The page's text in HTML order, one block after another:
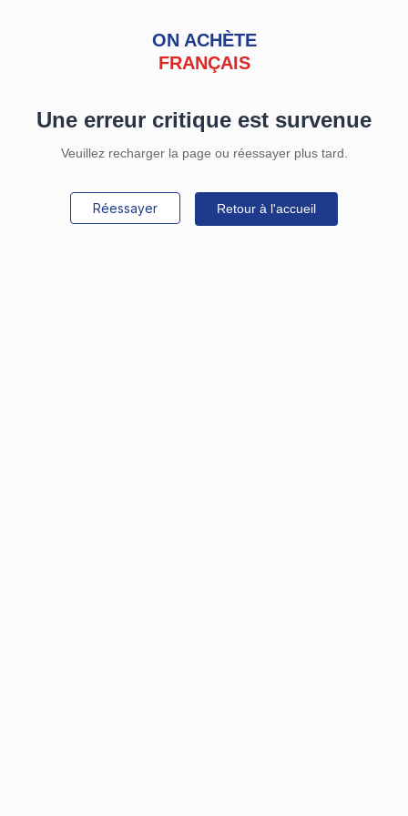
ON ACHÈTE
FRANÇAIS
Une erreur critique est survenue
Veuillez recharger la page ou réessayer plus tard.
Réessayer Retour à l'accueil